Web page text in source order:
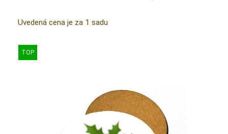
Uvedená cena je za 1 sadu